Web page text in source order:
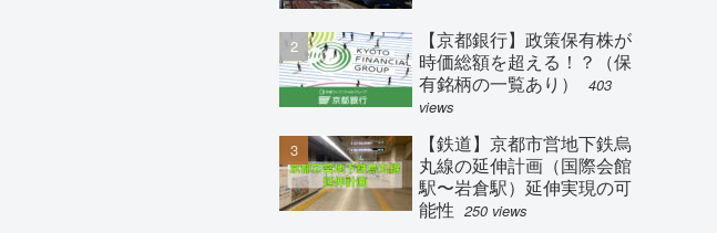
【京都銀行】政策保有株が
時価総額を超える！？（保
有銘柄の一覧あり）
403
views
【鉄道】京都市営地下鉄烏
丸線の延伸計画（国際会館
駅〜岩倉駅）延伸実現の可
能性 250 views